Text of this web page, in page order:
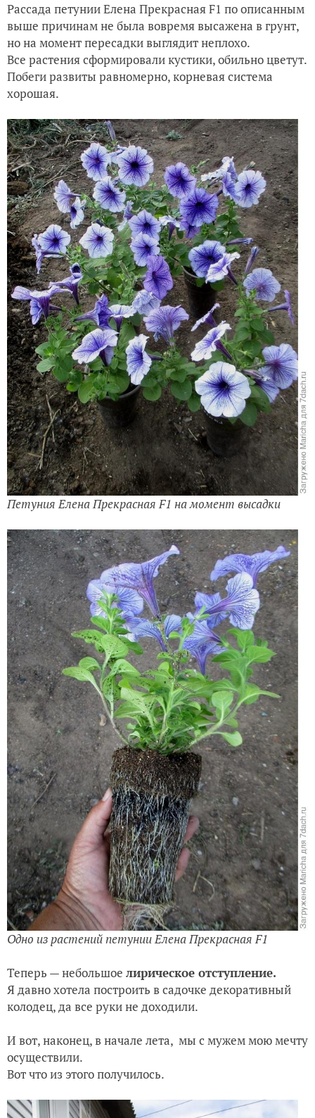
Рассада петунии Елена Прекрасная F1 по описанным
выше причинам не была вовремя высажена в грунт,
но на момент пересадки выглядит неплохо.
Все растения сформировали кустики, обильно цветут.
Побеги развиты равномерно, корневая система
хорошая.
Петуния Елена Прекрасная F1 на момент высадки
Одно из растений петунии Елена Прекрасная F1
Теперь — небольшое лирическое отступление.
Я давно хотела построить в садочке декоративный
колодец, да все руки не доходили.
И вот, наконец, в начале лета, мы с мужем мою мечту
осуществили.
Вот что из этого получилось.